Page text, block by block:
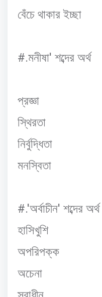
বেঁচে থাকার ইচ্ছা
#.মনীষা' শব্দের অর্থ
প্রজ্ঞা
স্থিরতা
নির্বুদ্ধিতা
মনস্বিতা
#.'অর্বাচীন' শব্দের অর্থ
হাসিখুশি
অপরিপক্ক
অচেনা